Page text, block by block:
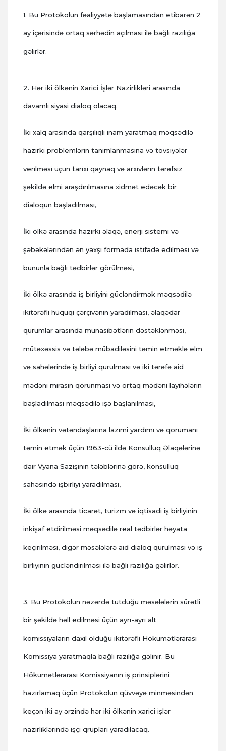
1. Bu Protokolun fəaliyyətə başlamasından etibarən 2
ay içərisində ortaq sərhədin açılması ilə bağlı razılığa
gəlirlər.
2. Hər iki ölkənin Xarici İşlər Nazirlikləri arasında
davamlı siyasi dialoq olacaq.
İki xalq arasında qarşılıqlı inam yaratmaq məqsədilə
hazırkı problemlərin tanımlanmasına və tövsiyələr
verilməsi üçün tarixi qaynaq və arxivlərin tərəfsiz
şəkildə elmi araşdırılmasına xidmət edəcək bir
dialoqun başladılması,
İki ölkə arasında hazırkı əlaqə, enerji sistemi və
şəbəkələrindən ən yaxşı formada istifadə edilməsi və
bununla bağlı tədbirlər görülməsi,
İki ölkə arasında iş birliyini gücləndirmək məqsədilə
ikitərəfli hüquqi çərçivənin yaradılması, əlaqədar
qurumlar arasında münasibətlərin dəstəklənməsi,
mütəxəssis və tələbə mübadiləsini təmin etməklə elm
və sahələrində iş birliyi qurulması və iki tərəfə aid
mədəni mirasın qorunması və ortaq mədəni layihələrin
başladılması məqsədilə işə başlanılması,
İki ölkənin vətəndaşlarına lazımi yardımı və qorumanı
təmin etmək üçün 1963-cü ildə Konsulluq Əlaqələrinə
dair Vyana Sazişinin tələblərinə görə, konsulluq
sahəsində işbirliyi yaradılması,
İki ölkə arasında ticarət, turizm və iqtisadi iş birliyinin
inkişaf etdirilməsi məqsədilə real tədbirlər həyata
keçirilməsi, digər məsələlərə aid dialoq qurulması və iş
birliyinin gücləndirilməsi ilə bağlı razılığa gəlirlər.
3. Bu Protokolun nəzərdə tutduğu məsələlərin sürətli
bir şəkildə həll edilməsi üçün ayrı-ayrı alt
komissiyaların daxil olduğu ikitərəfli Hökumətlərarası
Komissiya yaratmaqla bağlı razılığa gəlinir. Bu
Hökumətlərarası Komissiyanın iş prinsiplərini
hazırlamaq üçün Protokolun qüvvəyə minməsindən
keçən iki ay ərzində hər iki ölkənin xarici işlər
nazirliklərində işçi qrupları yaradılacaq.